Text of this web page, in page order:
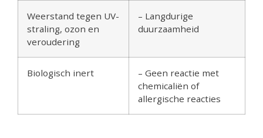
Weerstand tegen UV-
straling, ozon en
veroudering
– Langdurige
duurzaamheid
Biologisch inert
– Geen reactie met
chemicaliën of
allergische reacties